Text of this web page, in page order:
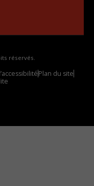
réservés.
Plan du site